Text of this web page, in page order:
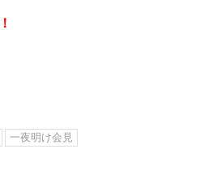
一夜明け会見